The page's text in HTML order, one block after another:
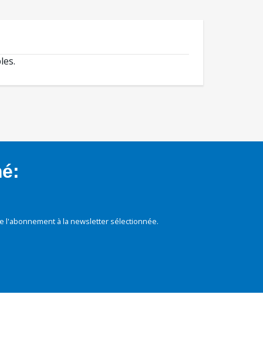
à la newsletter sélectionnée.